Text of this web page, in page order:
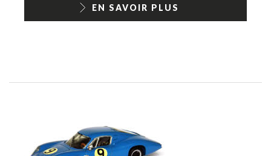
EN SAVOIR PLUS